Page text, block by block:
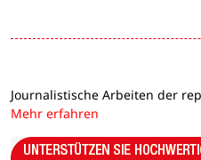
Journalistische Arbeiten der
Mehr erfahren